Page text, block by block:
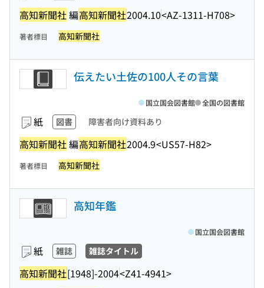
高知新聞社編高知新聞社2004.10<AZ-1311-H708>
著者標目 高知新聞社
伝えたい土佐の100人その言葉
紙 図書 障害者向け資料あり
高知新聞社編高知新聞社2004.9<US57-H82>
国立国会図書館 全国の図書館
著者標目 高知新聞社
高知年鑑
紙 雑誌 雑誌タイトル
高知新聞社[1948]-2004<Z41-4941>
国立国会図書館